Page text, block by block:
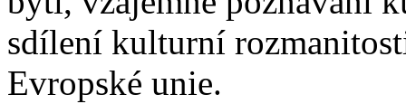
sdílení kulturní
Evropské unie.